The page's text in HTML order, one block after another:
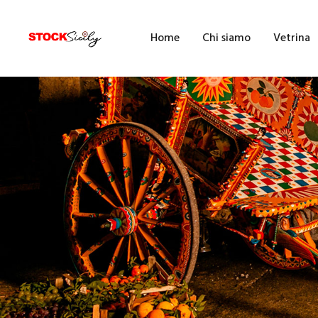
Home Chi siamo Vetrina